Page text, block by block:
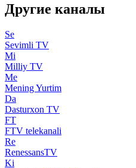
Другие каналы
Se
Sevimli TV
Mi
Milliy TV
Me
Mening Yurtim
Da
Dasturxon TV
FT
FTV telekanali
Re
RenessansTV
Ki